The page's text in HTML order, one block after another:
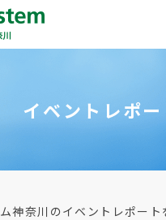
イベントレポー
神奈川のイベントレポート